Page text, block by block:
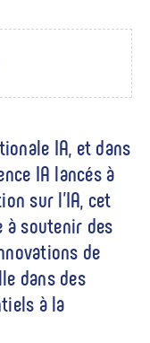
IA, et dans
IA lancés à
sur l’IA, cet
à soutenir des
de
dans des
à la